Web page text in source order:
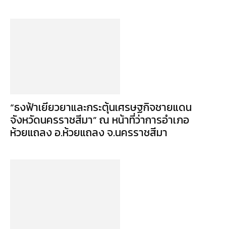
“ธงฟ้าเยียวยาและกระตุ้นเศรษฐกิจชายแดน
จังหวัดนครราชสีมา” ณ หน้าที่ว่าการอำเภอ
ห้วยแถลง อ.ห้วยแถลง จ.นครราชสีมา